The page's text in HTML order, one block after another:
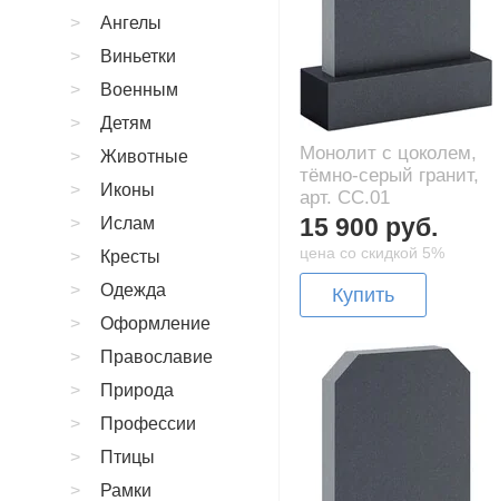
Монолит с цоколем,
тёмно-серый гранит,
арт. CC.01
15 900 руб.
цена со скидкой 5%
Купить
Ангелы
Виньетки
Военным
Детям
Животные
Иконы
Ислам
Кресты
Одежда
Оформление
Православие
Природа
Профессии
Птицы
Рамки